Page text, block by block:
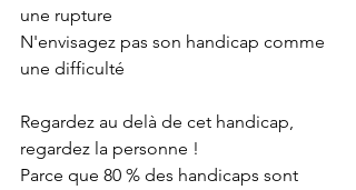
une rupture
N'envisagez pas son handicap comme
une difficulté
Regardez au delà de cet handicap,
regardez la personne !
Parce que 80 % des handicaps sont